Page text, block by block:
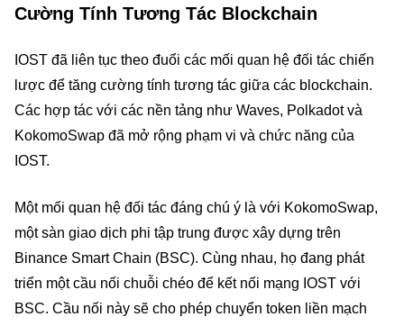
Cường Tính Tương Tác Blockchain
IOST đã liên tục theo đuổi các mối quan hệ đối tác chiến
lược để tăng cường tính tương tác giữa các blockchain.
Các hợp tác với các nền tảng như Waves, Polkadot và
KokomoSwap đã mở rộng phạm vi và chức năng của
IOST.
Một mối quan hệ đối tác đáng chú ý là với KokomoSwap,
một sàn giao dịch phi tập trung được xây dựng trên
Binance Smart Chain (BSC). Cùng nhau, họ đang phát
triển một cầu nối chuỗi chéo để kết nối mạng IOST với
BSC. Cầu nối này sẽ cho phép chuyển token liền mạch